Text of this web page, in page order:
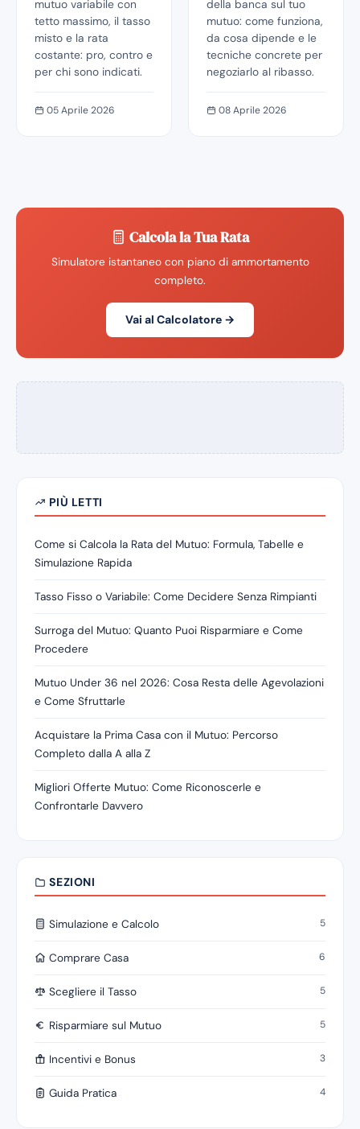
mutuo variabile con
tetto massimo, il tasso
misto e la rata
costante: pro, contro e
per chi sono indicati.
05 Aprile 2026
della banca sul tuo
mutuo: come funziona,
da cosa dipende e le
tecniche concrete per
negoziarlo al ribasso.
08 Aprile 2026
Calcola la Tua Rata
Simulatore istantaneo con piano di ammortamento
completo.
Vai al Calcolatore →
PIÙ LETTI
Come si Calcola la Rata del Mutuo: Formula, Tabelle e
Simulazione Rapida
Tasso Fisso o Variabile: Come Decidere Senza Rimpianti
Surroga del Mutuo: Quanto Puoi Risparmiare e Come
Procedere
Mutuo Under 36 nel 2026: Cosa Resta delle Agevolazioni
e Come Sfruttarle
Acquistare la Prima Casa con il Mutuo: Percorso
Completo dalla A alla Z
Migliori Offerte Mutuo: Come Riconoscerle e
Confrontarle Davvero
SEZIONI
Simulazione e Calcolo 5
Comprare Casa 6
Scegliere il Tasso 5
Risparmiare sul Mutuo 5
Incentivi e Bonus 3
Guida Pratica 4